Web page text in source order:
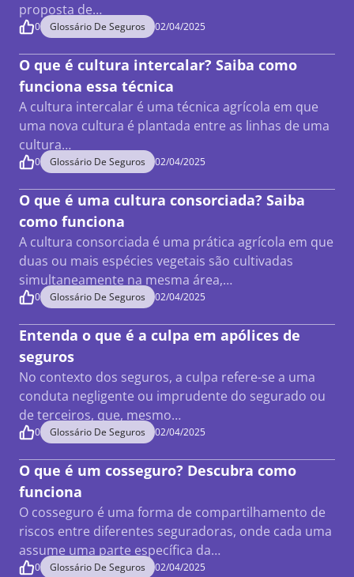
proposta de…
0 Glossário De Seguros 02/04/2025
O que é cultura intercalar? Saiba como
funciona essa técnica
A cultura intercalar é uma técnica agrícola em que
uma nova cultura é plantada entre as linhas de uma
cultura…
0 Glossário De Seguros 02/04/2025
O que é uma cultura consorciada? Saiba
como funciona
A cultura consorciada é uma prática agrícola em que
duas ou mais espécies vegetais são cultivadas
simultaneamente na mesma área,…
0 Glossário De Seguros 02/04/2025
Entenda o que é a culpa em apólices de
seguros
No contexto dos seguros, a culpa refere-se a uma
conduta negligente ou imprudente do segurado ou
de terceiros, que, mesmo…
0 Glossário De Seguros 02/04/2025
O que é um cosseguro? Descubra como
funciona
O cosseguro é uma forma de compartilhamento de
riscos entre diferentes seguradoras, onde cada uma
assume uma parte específica da…
0 Glossário De Seguros 02/04/2025